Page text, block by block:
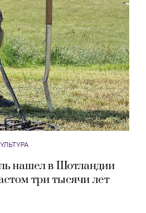
нашел в Шотландии
три тысячи лет